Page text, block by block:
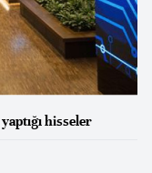
hisseler